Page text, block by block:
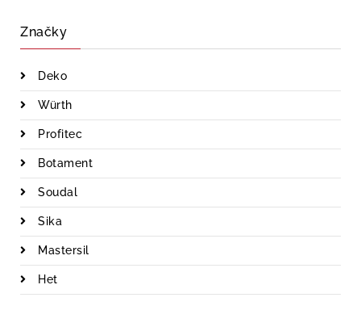
Značky
Deko
Würth
Profitec
Botament
Soudal
Sika
Mastersil
Het